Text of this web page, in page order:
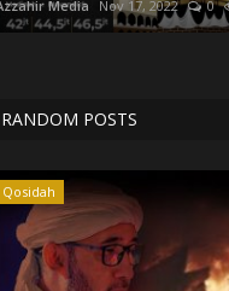
Media Nov 17, 2022 0
RANDOM POSTS
Azzahir News